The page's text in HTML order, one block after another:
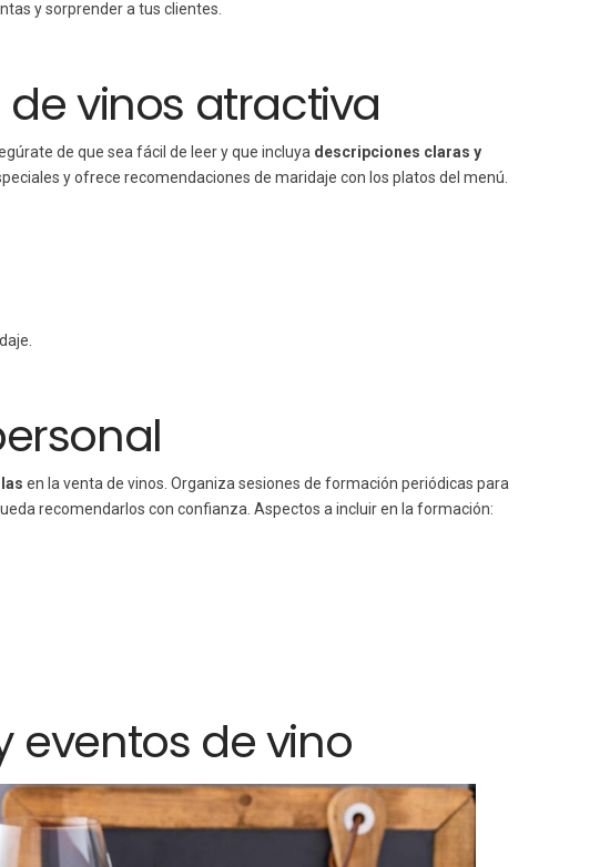
y sorprender a tus clientes.
vinos atractiva
de que sea fácil de leer y que incluya descripciones claras y
y ofrece recomendaciones de maridaje con los platos del menú.
en la venta de vinos. Organiza sesiones de formación periódicas para
recomendarlos con confianza. Aspectos a incluir en la formación:
eventos de vino